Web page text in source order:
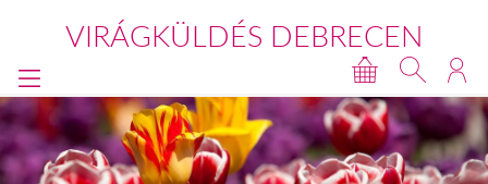
VIRÁGKÜLDÉS DEBRECEN